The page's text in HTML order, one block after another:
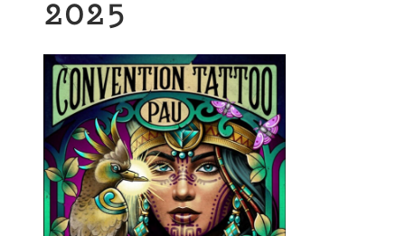
2025